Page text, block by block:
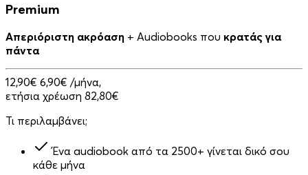
Premium
Απεριόριστη ακρόαση + Audiobooks που κρατάς για
πάντα
12,90€ 6,90€ /μήνα,
ετήσια χρέωση 82,80€
Τι περιλαμβάνει;
Ένα audiobook από τα 2500+ γίνεται δικό σου
κάθε μήνα